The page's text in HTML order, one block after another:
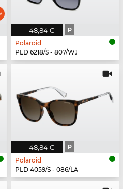
48,84 € P
Polaroid
PLD 6218/S - 807/WJ
48,84 € P
Polaroid
PLD 4059/S - 086/LA